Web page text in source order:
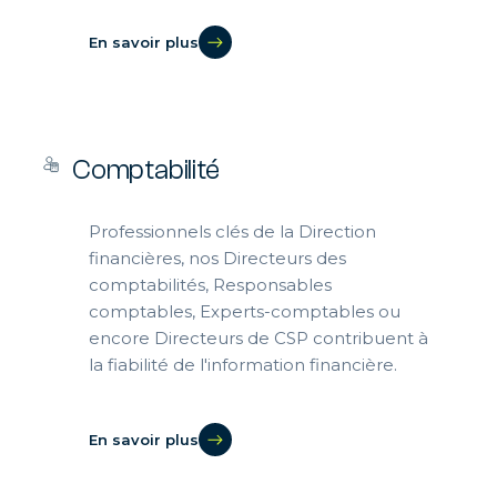
En savoir plus
Comptabilité
Professionnels clés de la Direction
financières, nos Directeurs des
comptabilités, Responsables
comptables, Experts-comptables ou
encore Directeurs de CSP contribuent à
la fiabilité de l'information financière.
En savoir plus